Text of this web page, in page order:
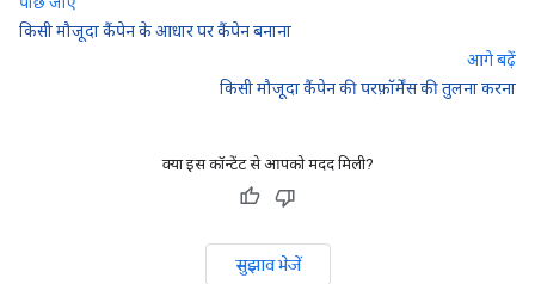
किसी मौजूदा कैंपेन के आधार पर कैंपेन बनाना
आगे बढ़ें
किसी मौजूदा कैंपेन की परफ़ॉर्मेंस की तुलना करना
क्या इस कॉन्टेंट से आपको मदद मिली?
सुझाव भेजें